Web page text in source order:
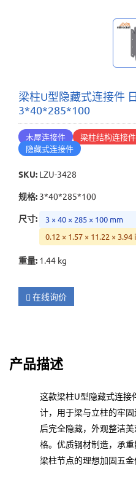
梁柱U型隐藏式连接件
3*40*285*100
木屋连接件 梁柱结构连接件
隐藏式连接件
SKU: LZU-3428
规格: 3*40*285*100
尺寸:
3 × 40 × 285 × 100 mm
0.12 × 1.57 × 11.22 × 3.94
重量: 1.44 kg
在线询价
产品描述
这款梁柱U型隐藏式连接
计，用于梁与立柱的牢
后完全隐藏，外观整洁
格。优质钢材制造，承
梁柱节点的理想加固五金